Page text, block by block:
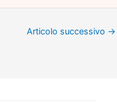
Articolo successivo →